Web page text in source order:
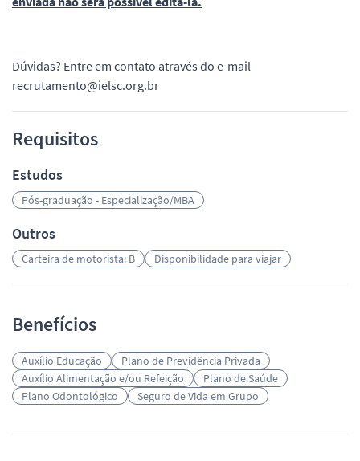
Dúvidas? Entre em contato através do e-mail
recrutamento@ielsc.org.br
Requisitos
Estudos
Pós-graduação - Especialização/MBA
Outros
Carteira de motorista: B Disponibilidade para viajar
Benefícios
Auxílio Educação
Plano de Previdência Privada
Auxílio Alimentação e/ou Refeição
Plano de Saúde
Plano Odontológico
Seguro de Vida em Grupo